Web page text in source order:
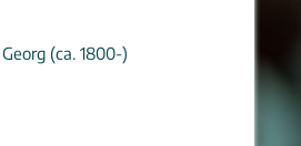
(ca. 1800-)